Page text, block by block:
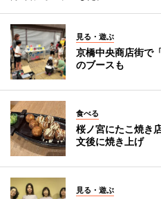
見る・遊ぶ
京橋中央商店街で
のブースも
食べる
桜ノ宮にたこ焼き
文後に焼き上げ
見る・遊ぶ